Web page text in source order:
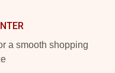
a smooth shopping